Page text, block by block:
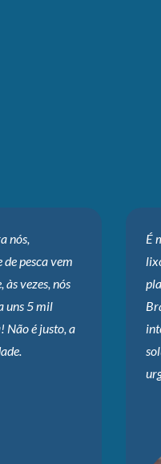
nós,
de pesca vem
vezes, nós
uns 5 mil
Não é justo, a
É